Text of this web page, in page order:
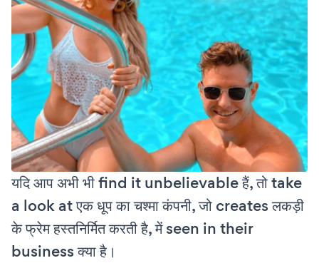
यदि आप अभी भी find it unbelievable हैं, तो take
a look at एक धूप का चश्मा कंपनी, जो creates लकड़ी
के फ्रेम हस्तनिर्मित करती है, में seen in their
business क्या है।